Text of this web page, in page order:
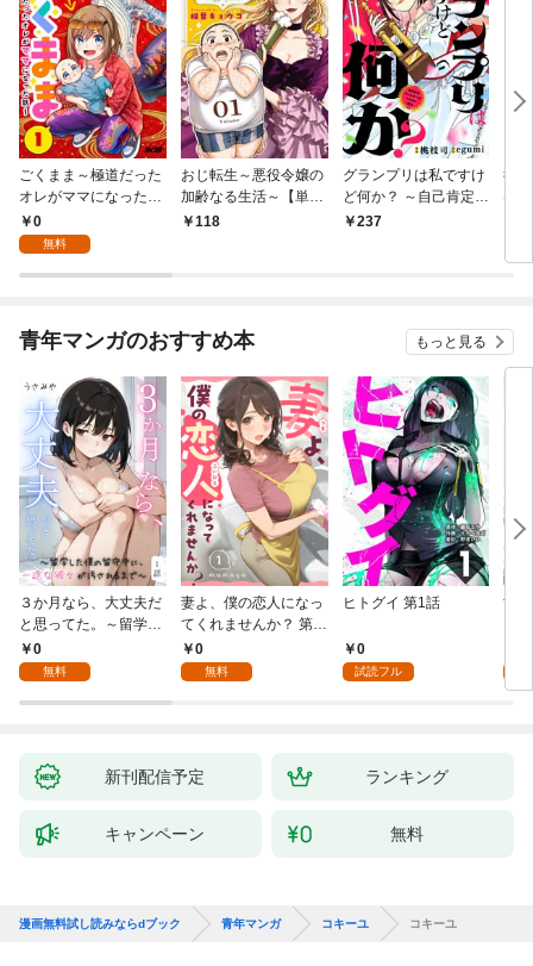
ごくまま～極道だった
オレがママになった話
～【単話】（１）
0
無料
おじ転生～悪役令嬢の
加齢なる生活～【単
話】（１）
118
グランプリは私ですけ
ど何か？ ～自己肯定モ
ンスターのミスコン無
237
後
は
青年マンガのおすすめ本 もっと見る
３か月なら、大丈夫だ
と思ってた。～留学し
た僕の留守中に、一途
な彼女が汚されるまで
0
無料
妻よ、僕の恋人になっ
てくれませんか？ 第1
話0
無料
ヒトグイ 第1話
0
試読フル
世
新刊配信予定 ランキング
キャンペーン 無料
漫画無料試し読みならdブック 青年マンガ コキーユ コキーユ